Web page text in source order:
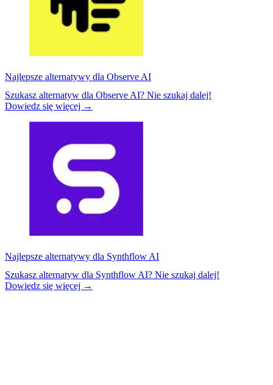
Najlepsze alternatywy dla Observe AI
Szukasz alternatyw dla Observe AI? Nie szukaj dalej!
Dowiedz się więcej →
Najlepsze alternatywy dla Synthflow AI
Szukasz alternatyw dla Synthflow AI? Nie szukaj dalej!
Dowiedz się więcej →